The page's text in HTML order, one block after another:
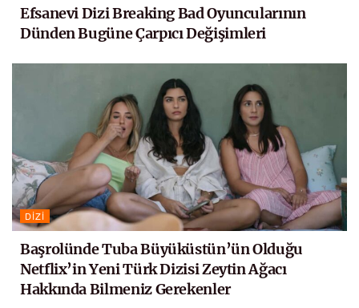
Efsanevi Dizi Breaking Bad Oyuncularının
Dünden Bugüne Çarpıcı Değişimleri
DIZI
Başrolünde Tuba Büyüküstün’ün Olduğu
Netflix’in Yeni Türk Dizisi Zeytin Ağacı
Hakkında Bilmeniz Gerekenler